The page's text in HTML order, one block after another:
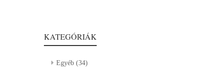
KATEGÓRIÁK
Egyéb (34)